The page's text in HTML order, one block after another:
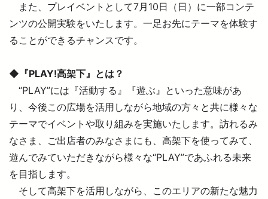
また、プレイベントとして7月10日（日）に一部コンテ
ンツの公開実験をいたします。一足お先にテーマを体験す
ることができるチャンスです。
◆『PLAY!高架下』とは？
“PLAY”には『活動する』『遊ぶ』といった意味があ
り、今後この広場を活用しながら地域の方々と共に様々な
テーマでイベントや取り組みを実施いたします。訪れるみ
なさま、ご出店者のみなさまにも、高架下を使ってみて、
遊んでみていただきながら様々な“PLAY”であふれる未来
を目指します。
そして高架下を活用しながら、このエリアの新たな魅力